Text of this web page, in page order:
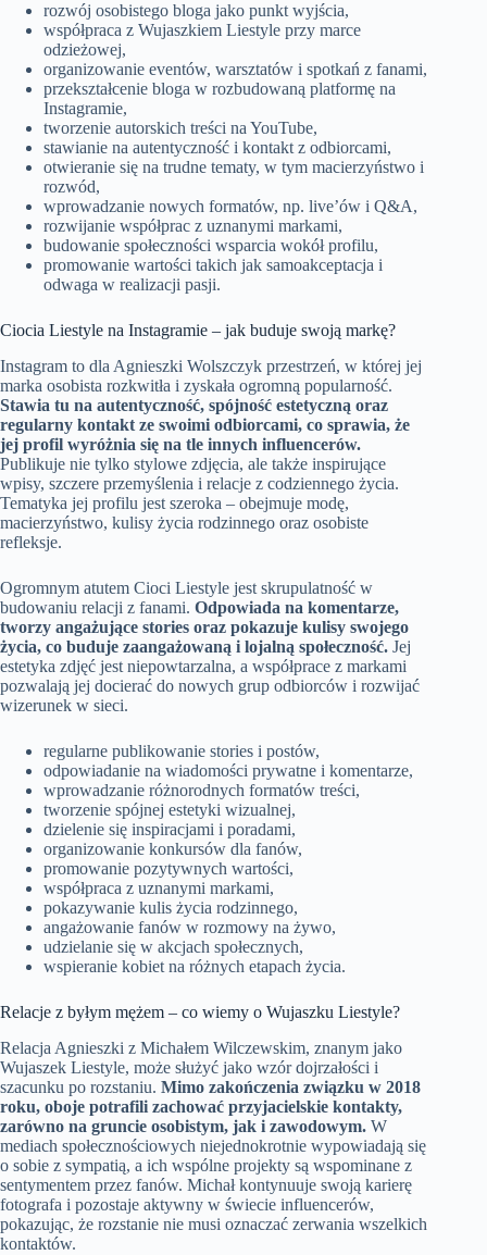
rozwój osobistego bloga jako punkt wyjścia,
współpraca z Wujaszkiem Liestyle przy marce
odzieżowej,
organizowanie eventów, warsztatów i spotkań z fanami,
przekształcenie bloga w rozbudowaną platformę na
Instagramie,
tworzenie autorskich treści na YouTube,
stawianie na autentyczność i kontakt z odbiorcami,
otwieranie się na trudne tematy, w tym macierzyństwo i
rozwód,
wprowadzanie nowych formatów, np. live’ów i Q&A,
rozwijanie współprac z uznanymi markami,
budowanie społeczności wsparcia wokół profilu,
promowanie wartości takich jak samoakceptacja i
odwaga w realizacji pasji.
Ciocia Liestyle na Instagramie – jak buduje swoją markę?
Instagram to dla Agnieszki Wolszczyk przestrzeń, w której jej
marka osobista rozkwitła i zyskała ogromną popularność.
Stawia tu na autentyczność, spójność estetyczną oraz
regularny kontakt ze swoimi odbiorcami, co sprawia, że
jej profil wyróżnia się na tle innych influencerów.
Publikuje nie tylko stylowe zdjęcia, ale także inspirujące
wpisy, szczere przemyślenia i relacje z codziennego życia.
Tematyka jej profilu jest szeroka – obejmuje modę,
macierzyństwo, kulisy życia rodzinnego oraz osobiste
refleksje.
Ogromnym atutem Cioci Liestyle jest skrupulatność w
budowaniu relacji z fanami. Odpowiada na komentarze,
tworzy angażujące stories oraz pokazuje kulisy swojego
życia, co buduje zaangażowaną i lojalną społeczność. Jej
estetyka zdjęć jest niepowtarzalna, a współprace z markami
pozwalają jej docierać do nowych grup odbiorców i rozwijać
wizerunek w sieci.
regularne publikowanie stories i postów,
odpowiadanie na wiadomości prywatne i komentarze,
wprowadzanie różnorodnych formatów treści,
tworzenie spójnej estetyki wizualnej,
dzielenie się inspiracjami i poradami,
organizowanie konkursów dla fanów,
promowanie pozytywnych wartości,
współpraca z uznanymi markami,
pokazywanie kulis życia rodzinnego,
angażowanie fanów w rozmowy na żywo,
udzielanie się w akcjach społecznych,
wspieranie kobiet na różnych etapach życia.
Relacje z byłym mężem – co wiemy o Wujaszku Liestyle?
Relacja Agnieszki z Michałem Wilczewskim, znanym jako
Wujaszek Liestyle, może służyć jako wzór dojrzałości i
szacunku po rozstaniu. Mimo zakończenia związku w 2018
roku, oboje potrafili zachować przyjacielskie kontakty,
zarówno na gruncie osobistym, jak i zawodowym. W
mediach społecznościowych niejednokrotnie wypowiadają się
o sobie z sympatią, a ich wspólne projekty są wspominane z
sentymentem przez fanów. Michał kontynuuje swoją karierę
fotografa i pozostaje aktywny w świecie influencerów,
pokazując, że rozstanie nie musi oznaczać zerwania wszelkich
kontaktów.